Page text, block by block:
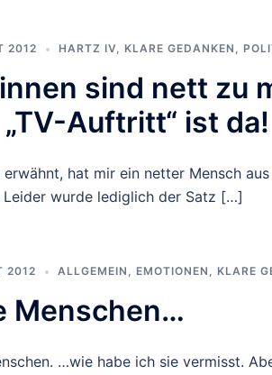
2012 HARTZ IV, KLARE GEDANKEN ,
sind nett zu
Auftritt“ ist da!
erwähnt, hat mir ein netter Mensch
wurde lediglich der Satz […]
2012 ALLGEMEIN , EMOTIONEN , KLARE
Menschen…
…wie habe ich sie vermisst.